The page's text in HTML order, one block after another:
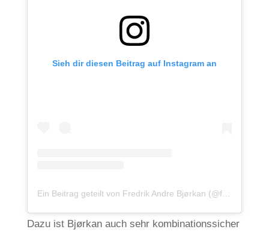
Sieh dir diesen Beitrag auf Instagram an
Ein Beitrag geteilt von Fredrik Andre Bjørkan (@fredrikbjorkan)
Dazu ist Bjørkan auch sehr kombinationssicher